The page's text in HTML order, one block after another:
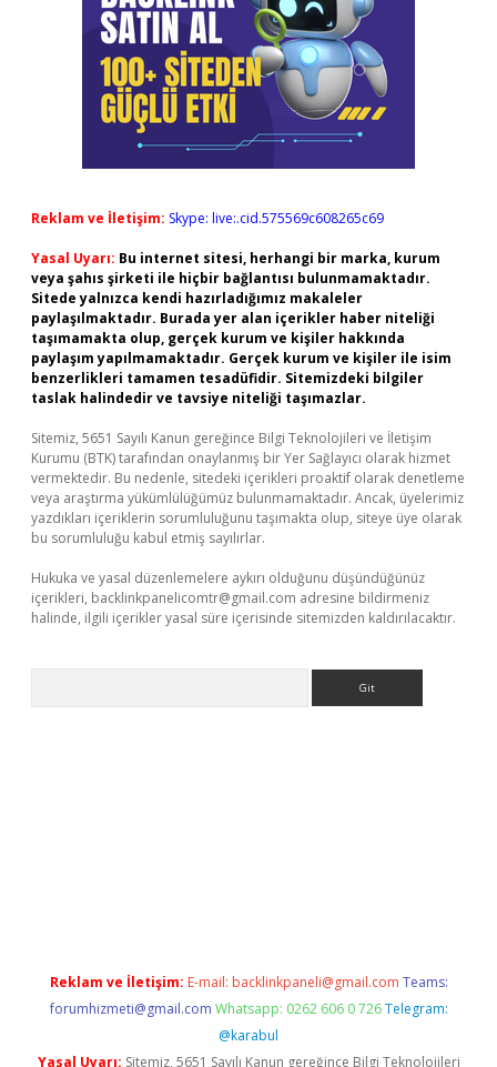
Reklam ve İletişim: Skype: live:.cid.575569c608265c69
Yasal Uyarı: Bu internet sitesi, herhangi bir marka, kurum
veya şahıs şirketi ile hiçbir bağlantısı bulunmamaktadır.
Sitede yalnızca kendi hazırladığımız makaleler
paylaşılmaktadır. Burada yer alan içerikler haber niteliği
taşımamakta olup, gerçek kurum ve kişiler hakkında
paylaşım yapılmamaktadır. Gerçek kurum ve kişiler ile isim
benzerlikleri tamamen tesadüfidir. Sitemizdeki bilgiler
taslak halindedir ve tavsiye niteliği taşımazlar.
Sitemiz, 5651 Sayılı Kanun gereğince Bilgi Teknolojileri ve İletişim
Kurumu (BTK) tarafından onaylanmış bir Yer Sağlayıcı olarak hizmet
vermektedir. Bu nedenle, sitedeki içerikleri proaktif olarak denetleme
veya araştırma yükümlülüğümüz bulunmamaktadır. Ancak, üyelerimiz
yazdıkları içeriklerin sorumluluğunu taşımakta olup, siteye üye olarak
bu sorumluluğu kabul etmiş sayılırlar.
Hukuka ve yasal düzenlemelere aykırı olduğunu düşündüğünüz
içerikleri, backlinkpanelicomtr@gmail.com adresine bildirmeniz
halinde, ilgili içerikler yasal süre içerisinde sitemizden kaldırılacaktır.
Reklam ve İletişim: E-mail: backlinkpaneli@gmail.com Teams:
forumhizmeti@gmail.com Whatsapp: 0262 606 0 726 Telegram:
@karabul
Yasal Uyarı: Sitemiz, 5651 Sayılı Kanun gereğince Bilgi Teknolojileri